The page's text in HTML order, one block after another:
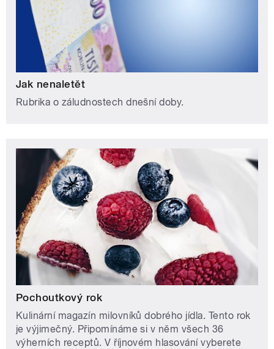
Jak nenaletět
Rubrika o záludnostech dnešní doby.
Pochoutkový rok
Kulinární magazín milovníků dobrého jídla. Tento rok
je výjimečný. Připomínáme si v něm všech 36
výherních receptů. V říjnovém hlasování vyberete